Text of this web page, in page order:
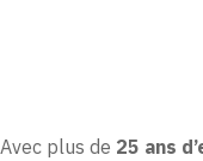
Avec plus de 25 ans